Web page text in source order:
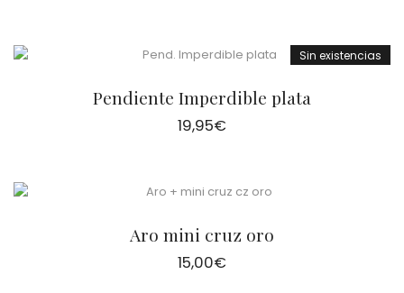
Sin existencias
Pendiente Imperdible plata
19,95€
Aro mini cruz oro
15,00€